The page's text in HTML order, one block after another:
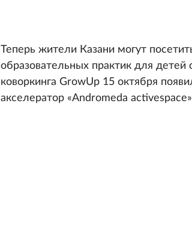
Теперь жители Казани могут
образовательных практик для
коворкинга GrowUp 15 октября
акселератор «Andromeda